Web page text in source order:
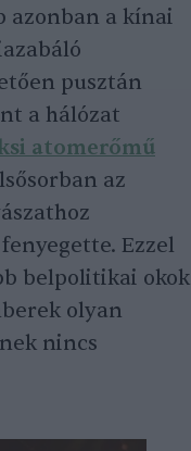
azonban a kínai
pusztán
a hálózat
atomerőmű
az
Ezzel
belpolitikai okok
olyan
nincs